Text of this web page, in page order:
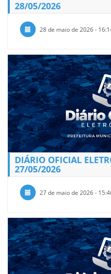
28/05/2026
28 de maio de 2026 -
DIÁRIO OFICIAL
27/05/2026
27 de maio de 2026 -